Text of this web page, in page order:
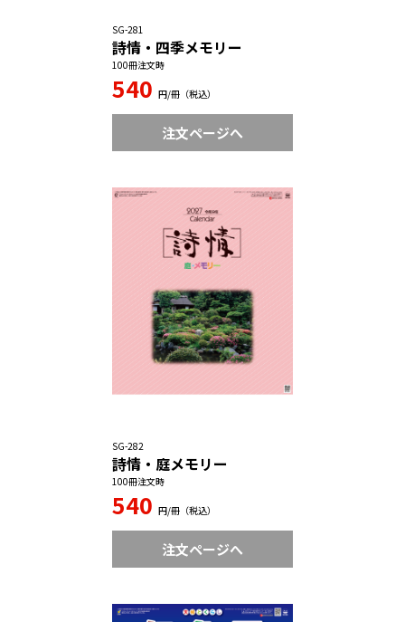
SG-281
詩情・四季メモリー
100冊注文時
540 円/冊（税込）
注文ページへ
SG-282
詩情・庭メモリー
100冊注文時
540 円/冊（税込）
注文ページへ